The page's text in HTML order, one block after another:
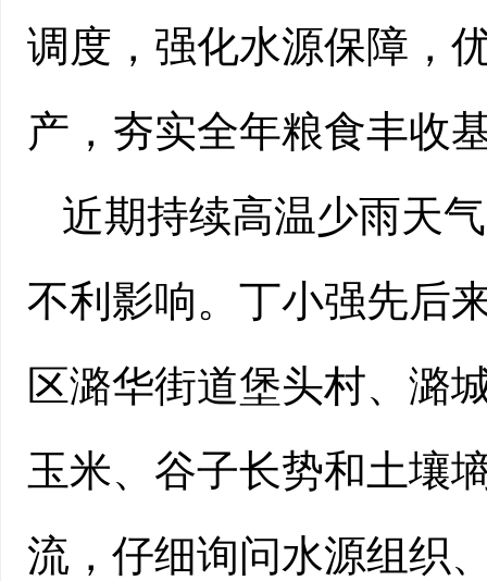
调度，强化水源保障，
产，夯实全年粮食丰收
近期持续高温少雨天
不利影响。丁小强先后
区潞华街道堡头村、潞
玉米、谷子长势和土壤
流，仔细询问水源组织